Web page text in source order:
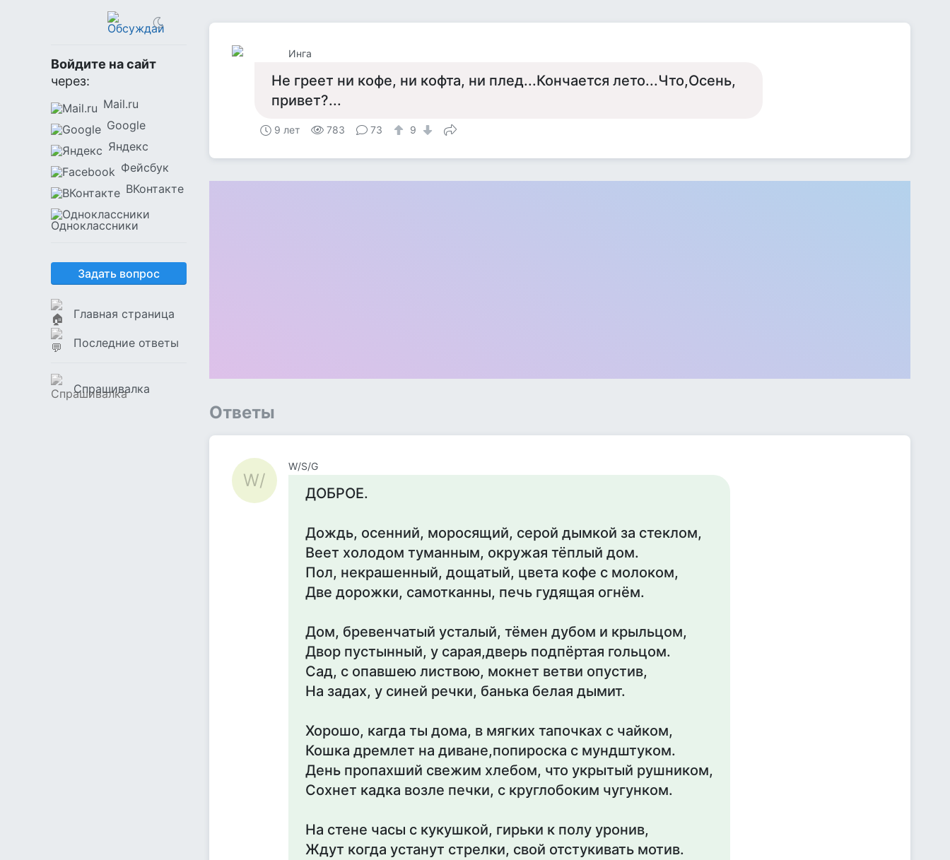
Войдите на сайт
через:
Mail.ru
Google
Яндекс
Фейсбук
ВКонтакте
Одноклассники
Задать вопрос
Главная страница
Последние ответы
Спрашивалка
Инга
Не греет ни кофе, ни кофта, ни плед...Кончается лето...Что,Осень,
привет?...
9 лет 783 73 9
Ответы
W/
W/S/G
ДОБРОЕ.
Дождь, осенний, моросящий, серой дымкой за стеклом,
Веет холодом туманным, окружая тёплый дом.
Пол, некрашенный, дощатый, цвета кофе с молоком,
Две дорожки, самотканны, печь гудящая огнём.
Дом, бревенчатый усталый, тёмен дубом и крыльцом,
Двор пустынный, у сарая,дверь подпёртая гольцом.
Сад, с опавшею листвою, мокнет ветви опустив,
На задах, у синей речки, банька белая дымит.
Хорошо, кагда ты дома, в мягких тапочках с чайком,
Кошка дремлет на диване,попироска с мундштуком.
День пропахший свежим хлебом, что укрытый рушником,
Сохнет кадка возле печки, с круглобоким чугунком.
На стене часы с кукушкой, гирьки к полу уронив,
Ждут когда устанут стрелки, свой отстукивать мотив.